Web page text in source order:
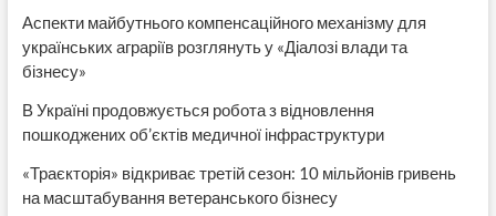
Аспекти майбутнього компенсаційного механізму для
українських аграріїв розглянуть у «Діалозі влади та
бізнесу»
В Україні продовжується робота з відновлення
пошкоджених об’єктів медичної інфраструктури
«Траєкторія» відкриває третій сезон: 10 мільйонів гривень
на масштабування ветеранського бізнесу